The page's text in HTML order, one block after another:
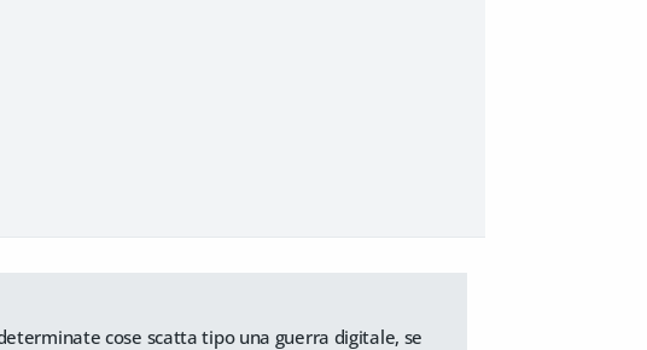
cose scatta tipo una guerra digitale, se